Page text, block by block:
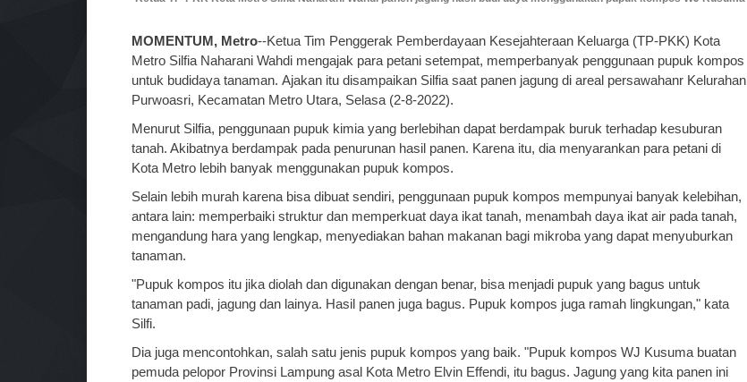
MOMENTUM, Metro--Ketua Tim Penggerak Pemberdayaan Kesejahteraan Keluarga (TP-PKK) Kota
Metro Silfia Naharani Wahdi mengajak para petani setempat, memperbanyak penggunaan pupuk kompos
untuk budidaya tanaman. Ajakan itu disampaikan Silfia saat panen jagung di areal persawahanr Kelurahan
Purwoasri, Kecamatan Metro Utara, Selasa (2-8-2022).
Menurut Silfia, penggunaan pupuk kimia yang berlebihan dapat berdampak buruk terhadap kesuburan
tanah. Akibatnya berdampak pada penurunan hasil panen. Karena itu, dia menyarankan para petani di
Kota Metro lebih banyak menggunakan pupuk kompos.
Selain lebih murah karena bisa dibuat sendiri, penggunaan pupuk kompos mempunyai banyak kelebihan,
antara lain: memperbaiki struktur dan memperkuat daya ikat tanah, menambah daya ikat air pada tanah,
mengandung hara yang lengkap, menyediakan bahan makanan bagi mikroba yang dapat menyuburkan
tanaman.
"Pupuk kompos itu jika diolah dan digunakan dengan benar, bisa menjadi pupuk yang bagus untuk
tanaman padi, jagung dan lainya. Hasil panen juga bagus. Pupuk kompos juga ramah lingkungan," kata
Silfi.
Dia juga mencontohkan, salah satu jenis pupuk kompos yang baik. "Pupuk kompos WJ Kusuma buatan
pemuda pelopor Provinsi Lampung asal Kota Metro Elvin Effendi, itu bagus. Jagung yang kita panen ini